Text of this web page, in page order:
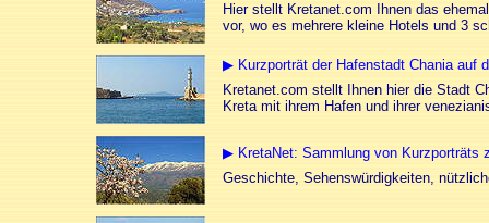
Hier stellt Kretanet.com Ihnen das
vor, wo es mehrere kleine Hotels und 3
▶ Kurzporträt der Hafenstadt Chania auf
Kretanet.com stellt Ihnen hier die Stadt
Kreta mit ihrem Hafen und ihrer
▶ KretaNet: Sammlung von Kurzporträts
Geschichte, Sehenswürdigkeiten,